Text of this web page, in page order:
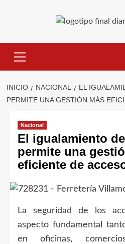
primario
INICIO NACIONAL
EL
PERMITE UNA GESTIÓN MÁS
Nacional
El igualamiento
permite una
eficiente de
La seguridad de los
aspecto fundamental
en oficinas,